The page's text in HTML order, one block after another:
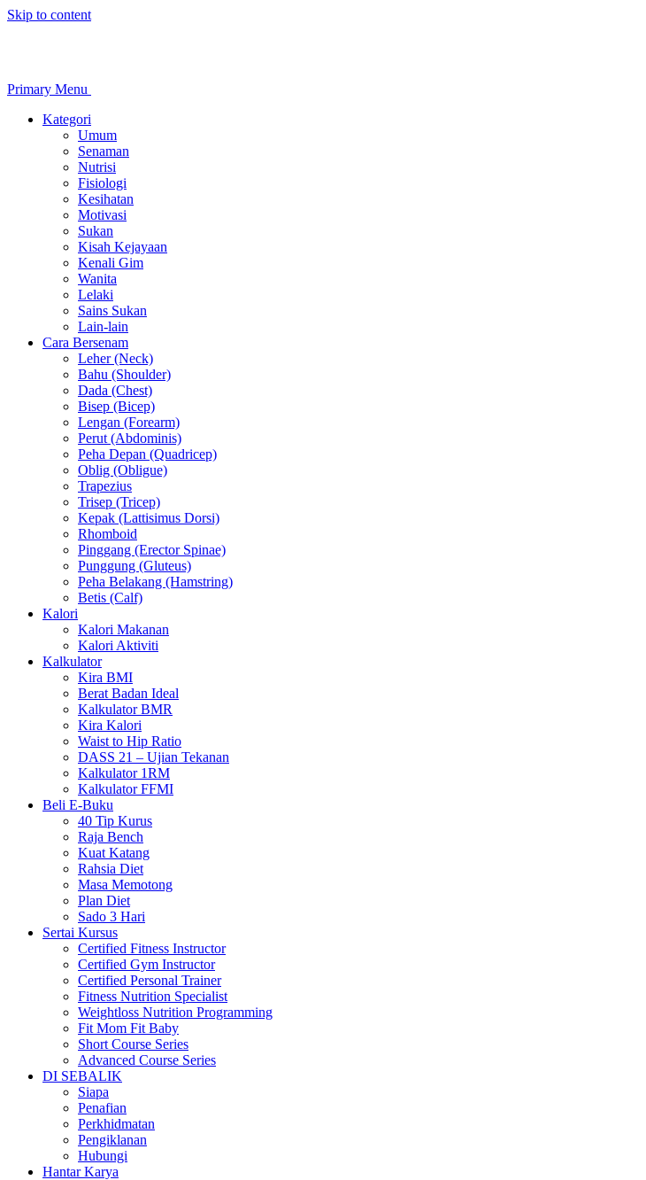
Skip to content
Primary Menu
Kategori
Umum
Senaman
Nutrisi
Fisiologi
Kesihatan
Motivasi
Sukan
Kisah Kejayaan
Kenali Gim
Wanita
Lelaki
Sains Sukan
Lain-lain
Cara Bersenam
Leher (Neck)
Bahu (Shoulder)
Dada (Chest)
Bisep (Bicep)
Lengan (Forearm)
Perut (Abdominis)
Peha Depan (Quadricep)
Oblig (Obligue)
Trapezius
Trisep (Tricep)
Kepak (Lattisimus Dorsi)
Rhomboid
Pinggang (Erector Spinae)
Punggung (Gluteus)
Peha Belakang (Hamstring)
Betis (Calf)
Kalori
Kalori Makanan
Kalori Aktiviti
Kalkulator
Kira BMI
Berat Badan Ideal
Kalkulator BMR
Kira Kalori
Waist to Hip Ratio
DASS 21 – Ujian Tekanan
Kalkulator 1RM
Kalkulator FFMI
Beli E-Buku
40 Tip Kurus
Raja Bench
Kuat Katang
Rahsia Diet
Masa Memotong
Plan Diet
Sado 3 Hari
Sertai Kursus
Certified Fitness Instructor
Certified Gym Instructor
Certified Personal Trainer
Fitness Nutrition Specialist
Weightloss Nutrition Programming
Fit Mom Fit Baby
Short Course Series
Advanced Course Series
DI SEBALIK
Siapa
Penafian
Perkhidmatan
Pengiklanan
Hubungi
Hantar Karya